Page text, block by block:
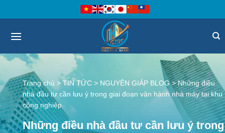
qua
Trang chủ >TIN TỨC > NGUYÊN GIÁP BLOG >Những điều
nhà đầu tư cần lưu ý trong giai đoạn vận hành nhà máy tại khu
công nghiệp
Những điều nhà đầu tư cần lưu ý trong